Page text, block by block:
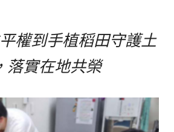
權到手植稻田守護土
落實在地共榮